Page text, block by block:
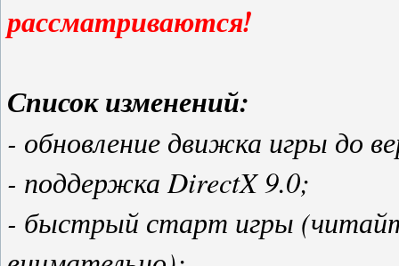
рассматриваются!
Список изменений:
- обновление движка игры до
- поддержка DirectX 9.0;
- быстрый старт игры